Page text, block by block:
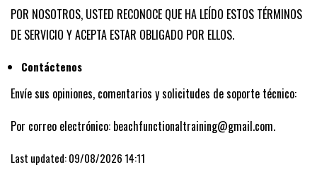
POR NOSOTROS, USTED RECONOCE QUE HA LEÍDO ESTOS TÉRMINOS
DE SERVICIO Y ACEPTA ESTAR OBLIGADO POR ELLOS.
Contáctenos
Envíe sus opiniones, comentarios y solicitudes de soporte técnico:
Por correo electrónico: beachfunctionaltraining@gmail.com.
Last updated: 09/08/2026 14:11